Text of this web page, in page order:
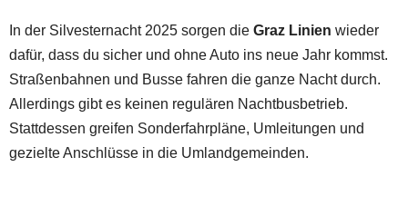
In der Silvesternacht 2025 sorgen die Graz Linien wieder
dafür, dass du sicher und ohne Auto ins neue Jahr kommst.
Straßenbahnen und Busse fahren die ganze Nacht durch.
Allerdings gibt es keinen regulären Nachtbusbetrieb.
Stattdessen greifen Sonderfahrpläne, Umleitungen und
gezielte Anschlüsse in die Umlandgemeinden.